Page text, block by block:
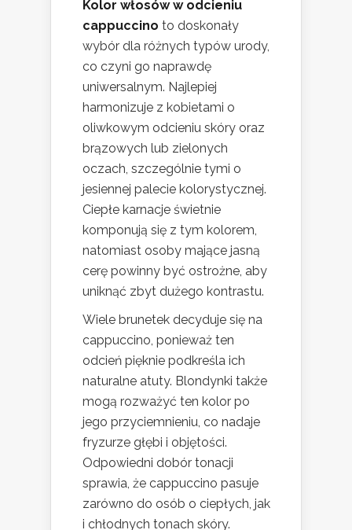
Kolor włosów w odcieniu
cappuccino to doskonały
wybór dla różnych typów urody,
co czyni go naprawdę
uniwersalnym. Najlepiej
harmonizuje z kobietami o
oliwkowym odcieniu skóry oraz
brązowych lub zielonych
oczach, szczególnie tymi o
jesiennej palecie kolorystycznej.
Ciepłe karnacje świetnie
komponują się z tym kolorem,
natomiast osoby mające jasną
cerę powinny być ostrożne, aby
uniknąć zbyt dużego kontrastu.
Wiele brunetek decyduje się na
cappuccino, ponieważ ten
odcień pięknie podkreśla ich
naturalne atuty. Blondynki także
mogą rozważyć ten kolor po
jego przyciemnieniu, co nadaje
fryzurze głębi i objętości.
Odpowiedni dobór tonacji
sprawia, że cappuccino pasuje
zarówno do osób o ciepłych, jak
i chłodnych tonach skóry.